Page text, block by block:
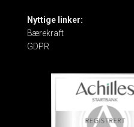
Nyttige linker:
Bærekraft
GDPR